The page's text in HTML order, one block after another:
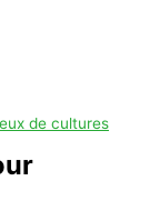
de cultures